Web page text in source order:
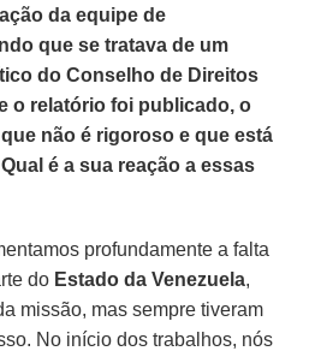
da equipe de
que se tratava de um
do Conselho de Direitos
o relatório foi publicado, o
não é rigoroso e que está
é a sua reação a essas
profundamente a falta
do Estado da Venezuela,
missão, mas sempre tiveram
No início dos trabalhos, nós